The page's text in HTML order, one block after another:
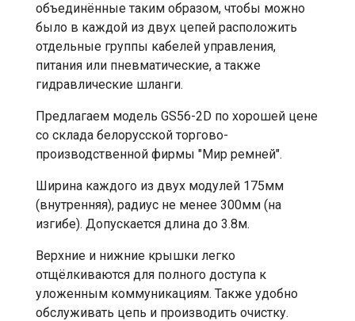
объединённые таким образом, чтобы можно
было в каждой из двух цепей расположить
отдельные группы кабелей управления,
питания или пневматические, а также
гидравлические шланги.
Предлагаем модель GS56-2D по хорошей цене
со склада белорусской торгово-
производственной фирмы "Мир ремней".
Ширина каждого из двух модулей 175мм
(внутренняя), радиус не менее 300мм (на
изгибе). Допускается длина до 3.8м.
Верхние и нижние крышки легко
отщёлкиваются для полного доступа к
уложенным коммуникациям. Также удобно
обслуживать цепь и производить очистку.